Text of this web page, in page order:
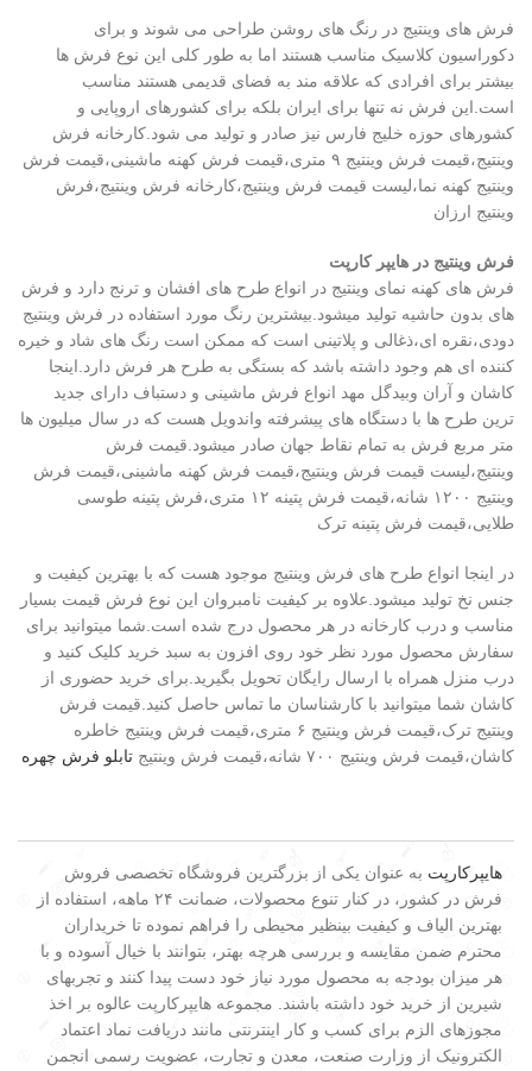
فرش های وینتیج در رنگ های روشن طراحی می شوند و برای
دکوراسیون کلاسیک مناسب هستند اما به طور کلی این نوع فرش ها
بیشتر برای افرادی که علاقه مند به فضای قدیمی هستند مناسب
است.این فرش نه تنها برای ایران بلکه برای کشورهای اروپایی و
کشورهای حوزه خلیج فارس نیز صادر و تولید می شود.کارخانه فرش
وینتیج،قیمت فرش وینتیج ۹ متری،قیمت فرش کهنه ماشینی،قیمت فرش
وینتیج کهنه نما،لیست قیمت فرش وینتیج،کارخانه فرش وینتیج،فرش
وینتیج ارزان
فرش وینتیج در هایپر کارپت
فرش های کهنه نمای وینتیج در انواع طرح های افشان و ترنج دارد و فرش
های بدون حاشیه تولید میشود.بیشترین رنگ مورد استفاده در فرش وینتیج
دودی،نقره ای،ذغالی و پلاتینی است که ممکن است رنگ های شاد و خیره
کننده ای هم وجود داشته باشد که بستگی به طرح هر فرش دارد.اینجا
کاشان و آران وبیدگل مهد انواع فرش ماشینی و دستباف دارای جدید
ترین طرح ها با دستگاه های پیشرفته واندویل هست که در سال میلیون ها
متر مربع فرش به تمام نقاط جهان صادر میشود.قیمت فرش
وینتیج،لیست قیمت فرش وینتیج،قیمت فرش کهنه ماشینی،قیمت فرش
وینتیج ۱۲۰۰ شانه،قیمت فرش پتینه ۱۲ متری،فرش پتینه طوسی
طلایی،قیمت فرش پتینه ترک
در اینجا انواع طرح های فرش وینتیج موجود هست که با بهترین کیفیت و
جنس نخ تولید میشود.علاوه بر کیفیت نامبروان این نوع فرش قیمت بسیار
مناسب و درب کارخانه در هر محصول درج شده است.شما میتوانید برای
سفارش محصول مورد نظر خود روی افزون به سبد خرید کلیک کنید و
درب منزل همراه با ارسال رایگان تحویل بگیرید.برای خرید حضوری از
کاشان شما میتوانید با کارشناسان ما تماس حاصل کنید.قیمت فرش
وینتیج ترک،قیمت فرش وینتیج ۶ متری،قیمت فرش وینتیج خاطره
کاشان،قیمت فرش وینتیج ۷۰۰ شانه،قیمت فرش وینتیج
تابلو فرش چهره
هایپرکارپت به عنوان یکی از بزرگترین فروشگاه تخصصی فروش
فرش در کشور، در کنار تنوع محصولات، ضمانت ۲۴ ماهه، استفاده از
بهترین الیاف و کیفیت بینظیر محیطی را فراهم نموده تا خریداران
محترم ضمن مقایسه و بررسی هرچه بهتر، بتوانند با خیال آسوده و با
هر میزان بودجه به محصول مورد نیاز خود دست پیدا کنند و تجربهای
شیرین از خرید خود داشته باشند. مجموعه هایپرکارپت عالوه بر اخذ
مجوزهای الزم برای کسب و کار اینترنتی مانند دریافت نماد اعتماد
الکترونیک از وزارت صنعت، معدن و تجارت، عضویت رسمی انجمن